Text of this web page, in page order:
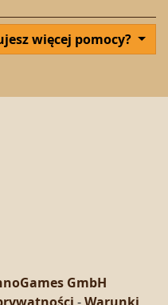
więcej pomocy?
GmbH